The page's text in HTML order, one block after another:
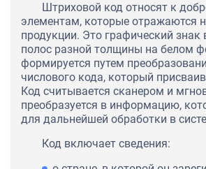
Штриховой код относят к
элементам, которые отражаются
продукции. Это графический знак
полос разной толщины на белом
формируется путем
числового кода, который
Код считывается сканером и
преобразуется в информацию,
для дальнейшей обработки в
Код включает сведения: